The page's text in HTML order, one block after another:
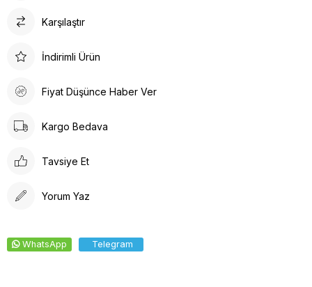
Karşılaştır
İndirimli Ürün
Fiyat Düşünce Haber Ver
Kargo Bedava
Tavsiye Et
Yorum Yaz
WhatsApp Telegram